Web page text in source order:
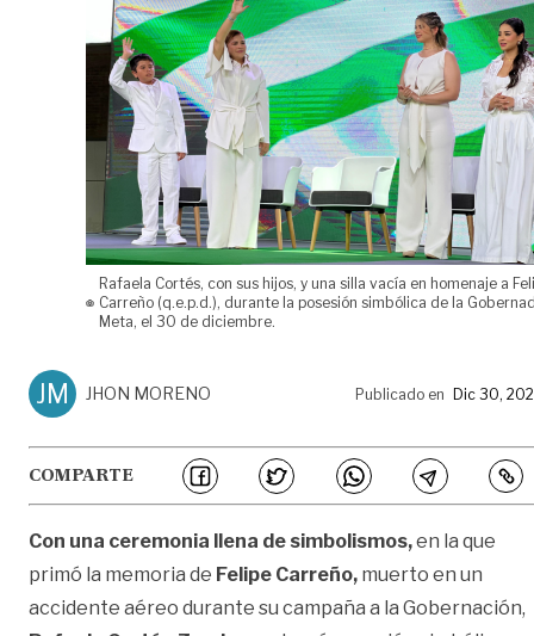
Rafaela Cortés, con sus hijos, y una silla vacía en homenaje a
Carreño (q.e.p.d.), durante la posesión simbólica de la
Meta, el 30 de diciembre.
JM JHON MORENO Publicado en Dic 30,
COMPARTE
Con una ceremonia llena de simbolismos,en la que
primó la memoria de Felipe Carreño, muerto en un
accidente aéreo durante su campaña a la Gobernación,